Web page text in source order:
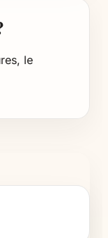
le